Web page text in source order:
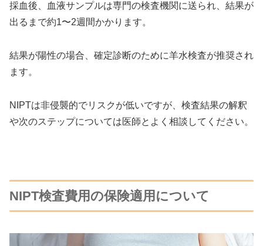
採血後、血液サンプルは専門の検査機関に送られ、結果が
出るまで約1〜2週間かかります。
結果が陽性の場合、確定診断のために羊水検査が推奨され
ます。
NIPTは非侵襲的でリスクが低いですが、検査結果の解釈
や次のステップについては医師とよく相談してください。
NIPT検査費用の保険適用について